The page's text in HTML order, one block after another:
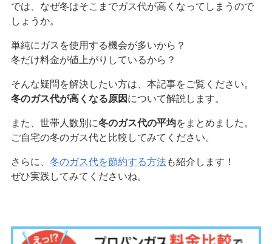
では、なぜ冬はそこまでガス代が高くなってしまうので
しょうか。
単純にガスを使用する機会が多いから？
冬だけ料金が値上がりしているから？
そんな疑問を解決したい方は、本記事をご覧ください。
冬のガス代が高くなる原因 について解説します。
また、世帯人数別に冬のガス代の平均をまとめました。
ご自宅の冬のガス代と比較してみてください。
さらに、 冬のガス代を節約する方法も紹介します！
ぜひ実践してみてくださいね。